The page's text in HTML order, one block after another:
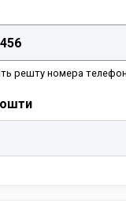
решту номера